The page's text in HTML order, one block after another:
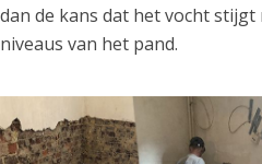
dan de kans dat het vocht
niveaus van het pand.